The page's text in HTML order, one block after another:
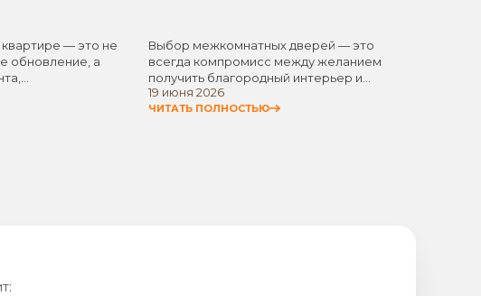
— это не
обновление, а
Выбор межкомнатных дверей — это
всегда компромисс между желанием
получить благородный интерьер и
стремлением не…
19 июня 2026
ЧИТАТЬ ПОЛНОСТЬЮ